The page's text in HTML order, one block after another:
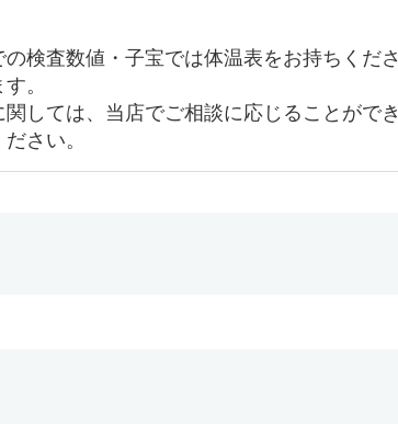
検査数値・子宝では体温表をお持ちくださ
。
しては、当店でご相談に応じることができ
さい。